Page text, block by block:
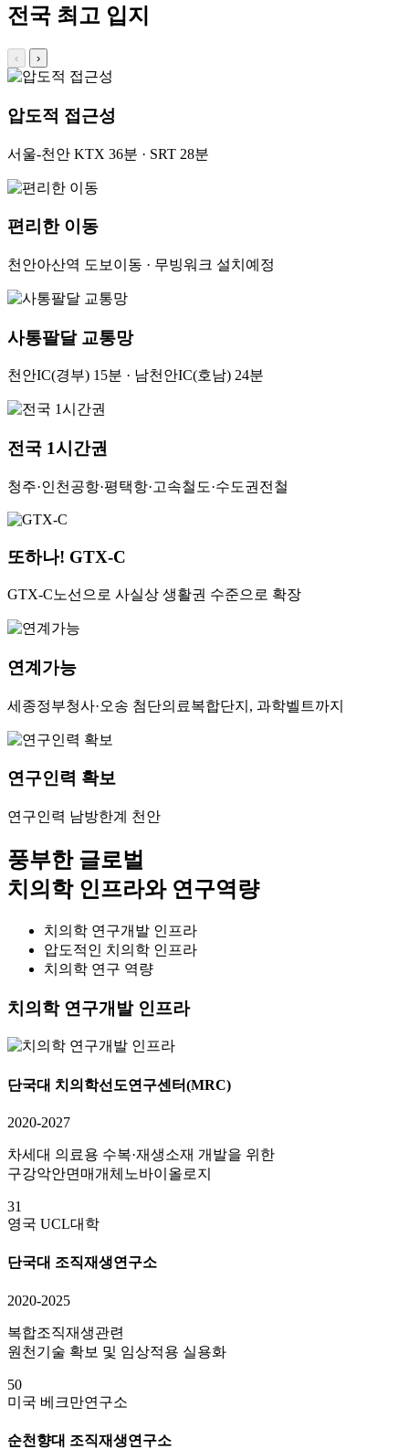
전국 최고 입지
‹ ›
압도적 접근성
서울-천안 KTX 36분 · SRT 28분
편리한 이동
천안아산역 도보이동 · 무빙워크 설치예정
사통팔달 교통망
천안IC(경부) 15분 · 남천안IC(호남) 24분
전국 1시간권
청주·인천공항·평택항·고속철도·수도권전철
또하나! GTX-C
GTX-C노선으로 사실상 생활권 수준으로 확장
연계가능
세종정부청사·오송 첨단의료복합단지, 과학벨트까지
연구인력 확보
연구인력 남방한계 천안
풍부한 글로벌
치의학 인프라와 연구역량
치의학 연구개발 인프라
압도적인 치의학 인프라
치의학 연구 역량
치의학 연구개발 인프라
단국대 치의학선도연구센터(MRC)
2020-2027
차세대 의료용 수복·재생소재 개발을 위한
구강악안면매개체노바이올로지
31
영국 UCL대학
단국대 조직재생연구소
2020-2025
복합조직재생관련
원천기술 확보 및 임상적용 실용화
50
미국 베크만연구소
순천향대 조직재생연구소